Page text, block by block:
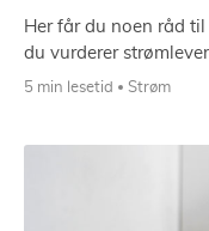
Her får du noen råd
du vurderer
5 min lesetid Strøm